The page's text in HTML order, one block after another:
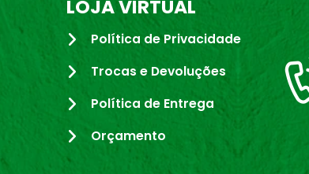
LOJA VIRTUAL
Política de Privacidade
Trocas e Devoluções
Política de Entrega
Orçamento